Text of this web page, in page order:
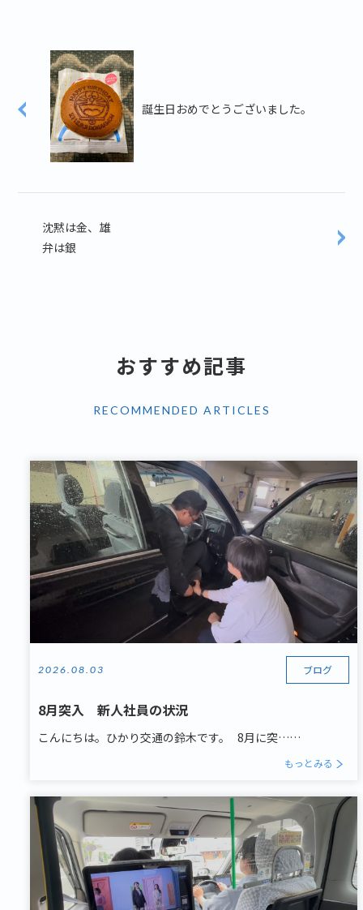
誕生日おめでとうございました。
沈黙は金、雄
弁は銀
おすすめ記事
RECOMMENDED ARTICLES
2026.08.03 ブログ
8月突入 新人社員の状況
こんにちは。ひかり交通の鈴木です。 8月に突……
もっとみる